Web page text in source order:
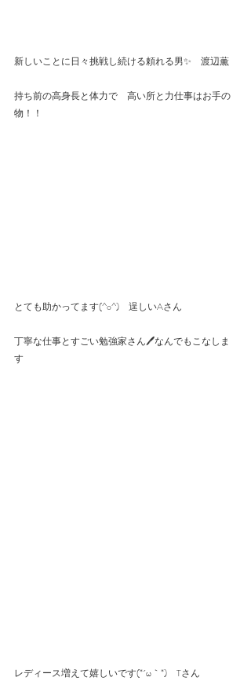
新しいことに日々挑戦し続ける頼れる男✨　渡辺薫
持ち前の高身長と体力で　高い所と力仕事はお手の
物！！
とても助かってます(^o^)　逞しいAさん
丁寧な仕事とすごい勉強家さん🖊なんでもこなしま
す
レディース増えて嬉しいです(*´ω｀*)　Tさん